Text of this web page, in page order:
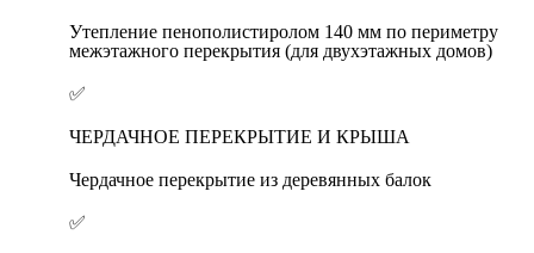
Утепление пенополистиролом 140 мм по периметру
межэтажного перекрытия (для двухэтажных домов)
✅
ЧЕРДАЧНОЕ ПЕРЕКРЫТИЕ И КРЫША
Чердачное перекрытие из деревянных балок
✅